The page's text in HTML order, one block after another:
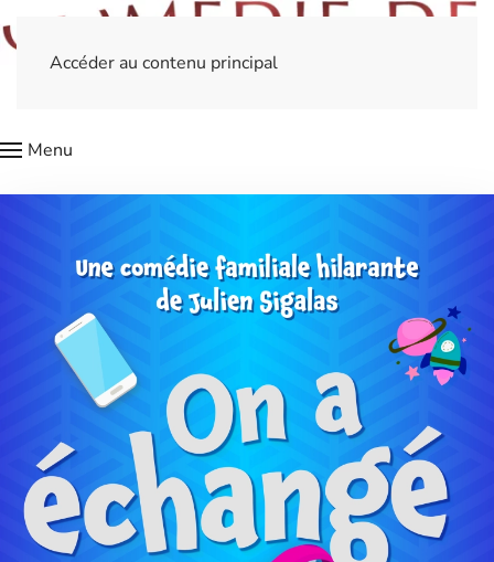
Accéder au contenu principal
Menu